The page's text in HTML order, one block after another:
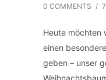
0 COMMENTS /
Heute möchten
einen
geben – unser